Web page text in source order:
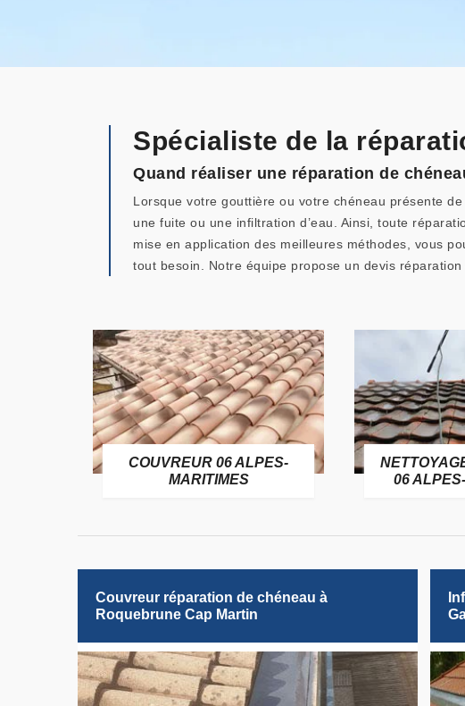
Spécialiste de la
Quand réaliser une réparation de
Lorsque votre gouttière ou votre chéneau présente
une fuite ou une infiltration d’eau. Ainsi, toute
mise en application des meilleures méthodes, vous
tout besoin. Notre équipe propose un devis réparation
COUVREUR 06 ALPES-
MARITIMES
06
Couvreur réparation de chéneau à
Roquebrune Cap Martin